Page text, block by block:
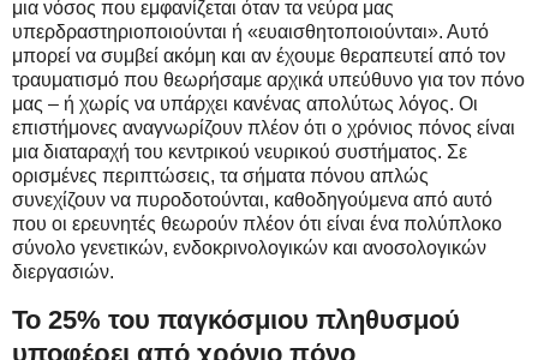
μια νόσος που εμφανίζεται όταν τα νεύρα μας
υπερδραστηριοποιούνται ή «ευαισθητοποιούνται». Αυτό
μπορεί να συμβεί ακόμη και αν έχουμε θεραπευτεί από τον
τραυματισμό που θεωρήσαμε αρχικά υπεύθυνο για τον πόνο
μας – ή χωρίς να υπάρχει κανένας απολύτως λόγος. Οι
επιστήμονες αναγνωρίζουν πλέον ότι ο χρόνιος πόνος είναι
μια διαταραχή του κεντρικού νευρικού συστήματος. Σε
ορισμένες περιπτώσεις, τα σήματα πόνου απλώς
συνεχίζουν να πυροδοτούνται, καθοδηγούμενα από αυτό
που οι ερευνητές θεωρούν πλέον ότι είναι ένα πολύπλοκο
σύνολο γενετικών, ενδοκρινολογικών και ανοσολογικών
διεργασιών.
Το 25% του παγκόσμιου πληθυσμού
υποφέρει από χρόνιο πόνο